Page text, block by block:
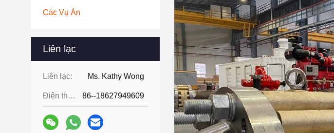
Các Vụ Án
Liên lạc
Liên lạc: Ms. Kathy Wong
Điện thoại: 86--18627949609